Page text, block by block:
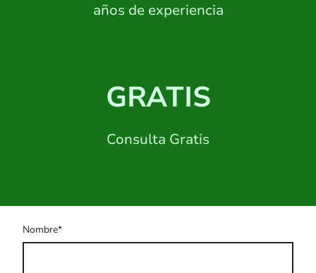
años de experiencia
GRATIS
Consulta Gratis
Nombre*